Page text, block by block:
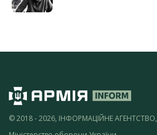
© 2018 - 2026, ІНФОРМАЦІЙНЕ АГЕНТСТВО,